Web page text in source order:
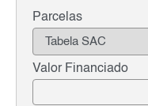
Parcelas
Valor Financiado